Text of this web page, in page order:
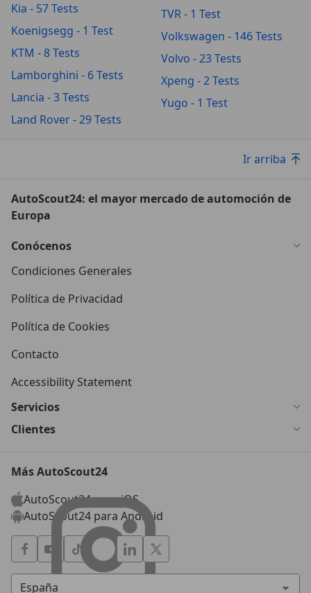
Kia - 57 Tests
Koenigsegg - 1 Test
KTM - 8 Tests
Lamborghini - 6 Tests
Lancia - 3 Tests
Land Rover - 29 Tests
TVR - 1 Test
Volkswagen - 146 Tests
Volvo - 23 Tests
Xpeng - 2 Tests
Yugo - 1 Test
Ir arriba
AutoScout24: el mayor mercado de automoción de
Europa
Conócenos
Condiciones Generales
Política de Privacidad
Política de Cookies
Contacto
Accessibility Statement
Servicios
Clientes
Más AutoScout24
AutoScout24 para iOS
AutoScout24 para Android